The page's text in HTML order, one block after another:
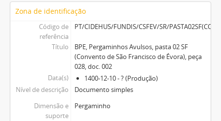
Zona de identificação
Código de
referência
PT/CIDEHUS/FUNDIS/CSFEV/SR/
Título
BPE, Pergaminhos Avulsos, pasta 02 SF
(Convento de São Francisco de Évora), peça
028, doc. 002
Data(s)
1400-12-10 - ? (Produção)
Nível de descrição
Documento simples
Dimensão e
suporte
Pergaminho